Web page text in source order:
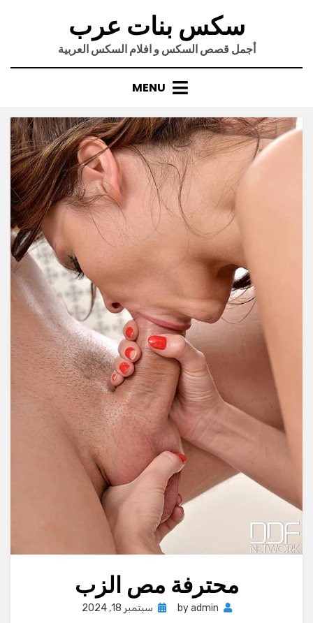
سكس بنات عرب
أجمل قصص السكس و افلام السكس العربية
MENU
محترفة مص الزب
byadmin
Posted
سبتمبر 18, 2024